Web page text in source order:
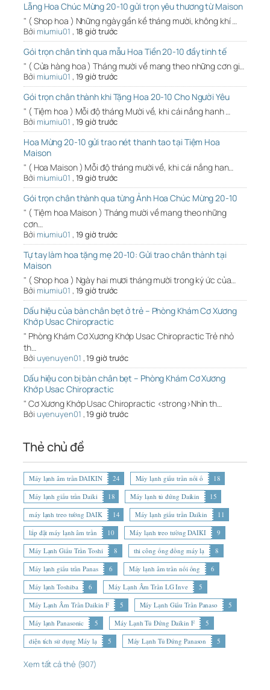
Lẵng Hoa Chúc Mừng 20-10 gửi trọn yêu thương từ Maison
" ( Shop hoa ) Những ngày gần kề tháng mười, không khí …
Bởi miumiu01 , 18 giờ trước
Gói trọn chân tình qua mẫu Hoa Tiền 20-10 đầy tinh tế
" ( Cửa hàng hoa ) Tháng mười về mang theo những cơn gi…
Bởi miumiu01 , 19 giờ trước
Gói trọn chân thành khi Tặng Hoa 20-10 Cho Người Yêu
" ( Tiệm hoa ) Mỗi độ tháng Mười về, khi cái nắng hanh …
Bởi miumiu01 , 19 giờ trước
Hoa Mừng 20-10 gửi trao nét thanh tao tại Tiệm Hoa
Maison
" ( Hoa Maison ) Mỗi độ tháng mười về, khi cái nắng han…
Bởi miumiu01 , 19 giờ trước
Gói trọn chân thành qua từng Ảnh Hoa Chúc Mừng 20-10
" ( Tiệm hoa Maison ) Tháng mười về mang theo những
cơn…
Bởi miumiu01 , 19 giờ trước
Tự tay làm hoa tặng mẹ 20-10: Gửi trao chân thành tại
Maison
" ( Shop hoa ) Ngày hai mươi tháng mười trong ký ức của…
Bởi miumiu01 , 19 giờ trước
Dấu hiệu của bàn chân bẹt ở trẻ – Phòng Khám Cơ Xương
Khớp Usac Chiropractic
" Phòng Khám Cơ Xương Khớp Usac Chiropractic Trẻ nhỏ
th…
Bởi uyenuyen01 ,19 giờ trước
Dấu hiệu con bị bàn chân bẹt – Phòng Khám Cơ Xương
Khớp Usac Chiropractic
" Cơ Xương Khớp Usac Chiropractic <strong>Nhìn th…
Bởi uyenuyen01 ,19 giờ trước
Thẻ chủ đề
Máy lạnh âm trần DAIKIN 24 Máy lạnh giấu trần nối ố
18
Máy lạnh giấu trần Daiki
18 Máy lạnh tủ đứng Daikin
15
máy lạnh treo tường DAIK
14 Máy lạnh giấu trần Daikin
11
lắp đặt máy lạnh âm trần
10 Máy lạnh treo tường DAIKI
9
Máy Lạnh Giấu Trần Toshi
8 thi công ống đồng máy lạ
8
Máy lạnh giấu trần Panas
6 Máy lạnh âm trần nối ống
6
Máy lạnh Toshiba
6 Máy Lạnh Âm Trần LG Inve
5
Máy Lạnh Âm Trần Daikin F
5 Máy Lạnh Giấu Trần Panaso
5
Máy lạnh Panasonic
5 Máy Lạnh Tủ Đứng Daikin F
5
diện tích sử dụng Máy lạ
5 Máy Lạnh Tủ Đứng Panason 5
Xem tất cả thẻ (907)